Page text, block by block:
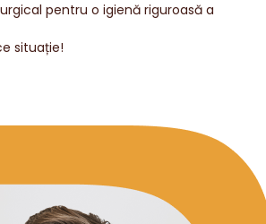
pentru o igienă riguroasă a
situație!